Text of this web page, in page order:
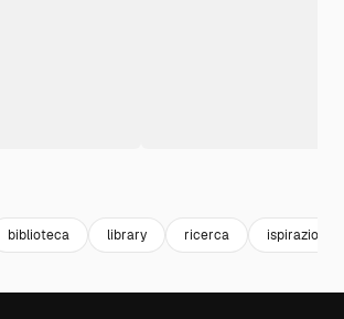
biblioteca library ricerca ispirazione